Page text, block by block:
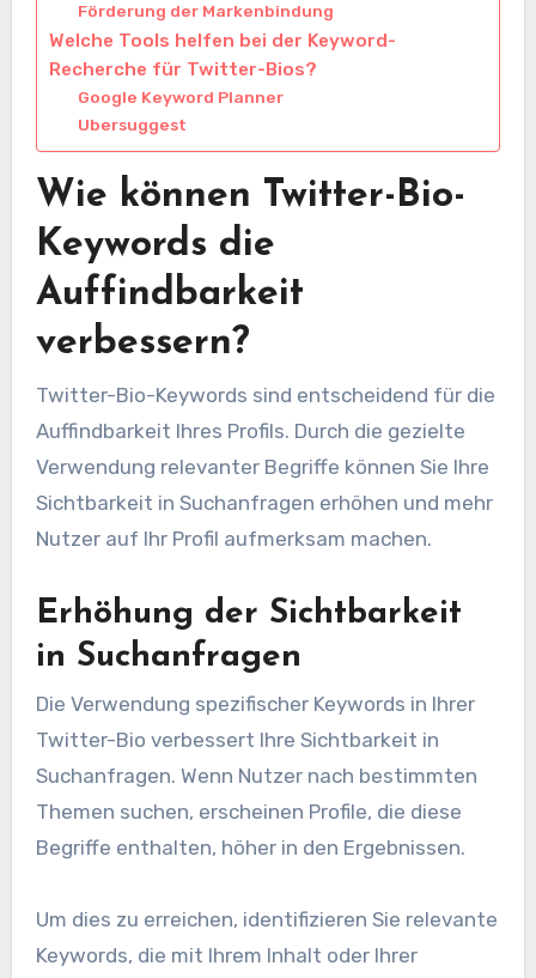
Förderung der Markenbindung
Welche Tools helfen bei der Keyword-
Recherche für Twitter-Bios?
Google Keyword Planner
Ubersuggest
Wie können Twitter-Bio-
Keywords die
Auffindbarkeit
verbessern?
Twitter-Bio-Keywords sind entscheidend für die
Auffindbarkeit Ihres Profils. Durch die gezielte
Verwendung relevanter Begriffe können Sie Ihre
Sichtbarkeit in Suchanfragen erhöhen und mehr
Nutzer auf Ihr Profil aufmerksam machen.
Erhöhung der Sichtbarkeit
in Suchanfragen
Die Verwendung spezifischer Keywords in Ihrer
Twitter-Bio verbessert Ihre Sichtbarkeit in
Suchanfragen. Wenn Nutzer nach bestimmten
Themen suchen, erscheinen Profile, die diese
Begriffe enthalten, höher in den Ergebnissen.
Um dies zu erreichen, identifizieren Sie relevante
Keywords, die mit Ihrem Inhalt oder Ihrer